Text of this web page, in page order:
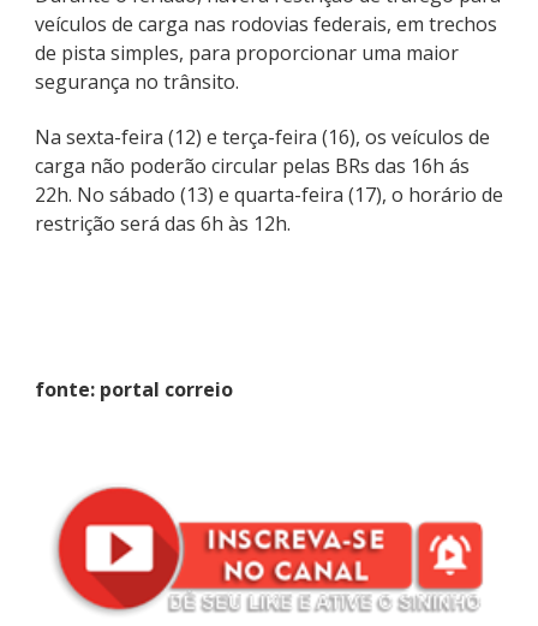
veículos de carga nas rodovias federais, em trechos
de pista simples, para proporcionar uma maior
segurança no trânsito.
Na sexta-feira (12) e terça-feira (16), os veículos de
carga não poderão circular pelas BRs das 16h ás
22h. No sábado (13) e quarta-feira (17), o horário de
restrição será das 6h às 12h.
fonte: portal correio